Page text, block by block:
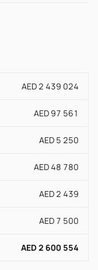
AED 2 439 024
AED 97 561
AED 5 250
AED 48 780
AED 2 439
AED 7 500
AED 2 600 554